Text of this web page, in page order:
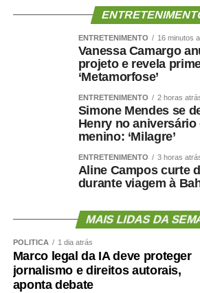
pagar multa de R$ 10,5 mil;
restringir suas atividades de
Os parlamentares incluíram na MP o
obrigatório de pelo menos 70% do
com transportadores autônomos, mas
vetou o trecho por “restringir
Foi vetada pela Presidência a
advertências, desde que o processo
pagamentos abaixo do piso
antes da lei;
ENTRETENIMENTO 16 minutos
Vanessa Camargo
projeto e revela
‘Metamorfose’
ENTRETENIMENTO 2 horas
Simone Mendes se
Henry no aniversário
menino: ‘Milagre’
ENTRETENIMENTO 3 horas
Aline Campos curte
durante viagem à
MAIS LIDAS DA
POLÍTICA 1 dia atrás
Marco legal da IA deve proteger
jornalismo e direitos autorais,
aponta debate